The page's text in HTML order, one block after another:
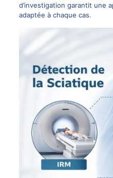
d’investigation garantit une
adaptée à chaque cas.